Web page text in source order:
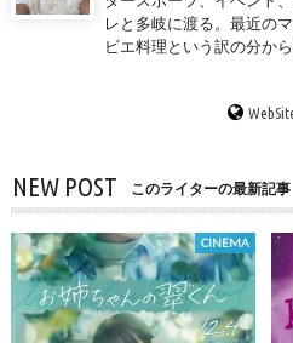
レと多岐に渡る。最近の
ビエ料理という訳の分から
NEW POST このライターの最新記事
CINEMA